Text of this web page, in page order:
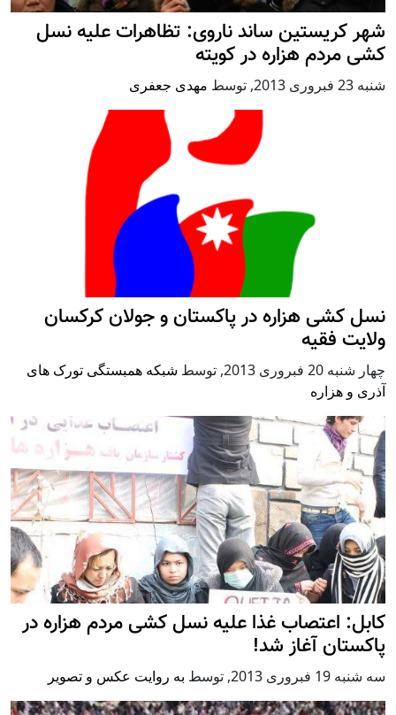
شهر کریستین ساند ناروی: تظاهرات علیه نسل
کشی مردم هزاره در کویته
شنبه 23 فبروری 2013 , توسط مهدی جعفری
نسل کشی هزاره در پاکستان و جولان کرکسان
ولایت فقیه
چهار شنبه 20 فبروری 2013 , توسط شبکه همبستگی تورک های
آذری و هزاره
کابل: اعتصاب غذا علیه نسل کشی مردم هزاره در
پاکستان آغاز شد!
سه شنبه 19 فبروری 2013 , توسط به روایت عکس و تصویر